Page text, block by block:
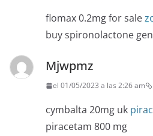
flomax 0.2mg for sale
buy spironolactone
Mjwpmz
el 01/05/2023 a las 2:26 am
cymbalta 20mg uk
piracetam 800 mg